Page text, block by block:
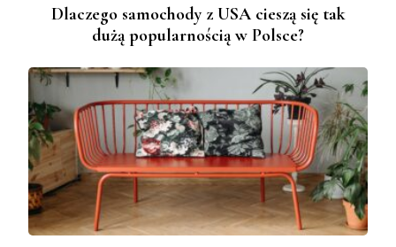
Dlaczego samochody z USA cieszą się tak
dużą popularnością w Polsce?